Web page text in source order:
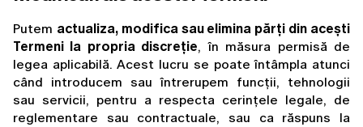
Putem actualiza, modifica sau elimina părți din acești
Termeni la propria discreție, în măsura permisă de
legea aplicabilă. Acest lucru se poate întâmpla atunci
când introducem sau întrerupem funcții, tehnologii
sau servicii, pentru a respecta cerințele legale, de
reglementare sau contractuale, sau ca răspuns la